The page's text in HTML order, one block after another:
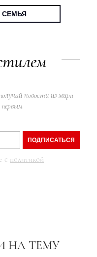
СЕМЬЯ
новости из мира
ПОДПИСАТЬСЯ
с политикой
НА ТЕМУ